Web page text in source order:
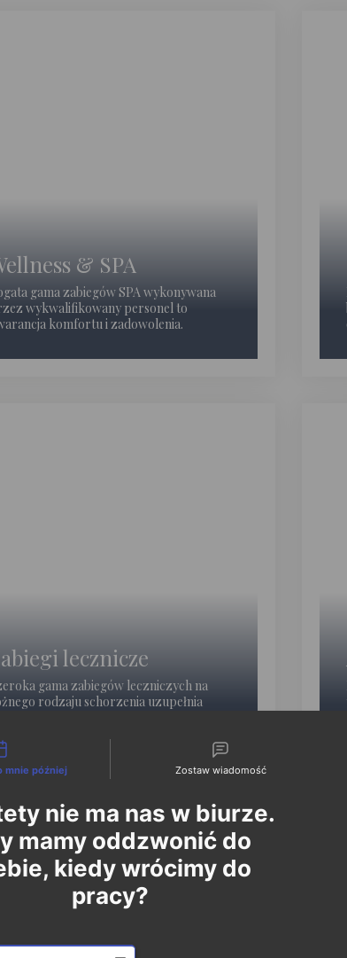
& SPA
gama zabiegów SPA wykonywana
wykwalifikowany personel to
komfortu i zadowolenia.
lecznicze
gama zabiegów leczniczych na
rodzaju schorzenia uzupełnia
GALERIA
Resort & SPA
mnie później Zostaw wiadomość
nie ma nas w biurze.
mamy oddzwonić do
kiedy wrócimy do
pracy?
Date and time slection for
Wybierz datę